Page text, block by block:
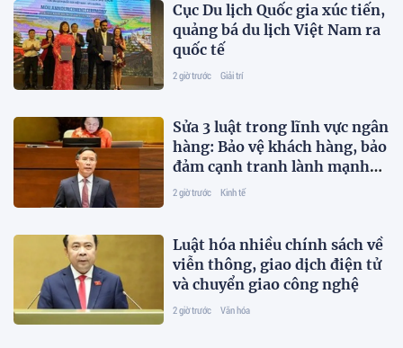
Cục Du lịch Quốc gia xúc tiến,
quảng bá du lịch Việt Nam ra
quốc tế
2 giờ trước Giải trí
Sửa 3 luật trong lĩnh vực ngân
hàng: Bảo vệ khách hàng, bảo
đảm cạnh tranh lành mạnh
trên thị trường tài chính
2 giờ trước Kinh tế
Luật hóa nhiều chính sách về
viễn thông, giao dịch điện tử
và chuyển giao công nghệ
2 giờ trước Văn hóa